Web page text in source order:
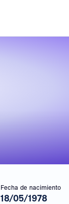
Fecha de nacimiento
18/05/1978